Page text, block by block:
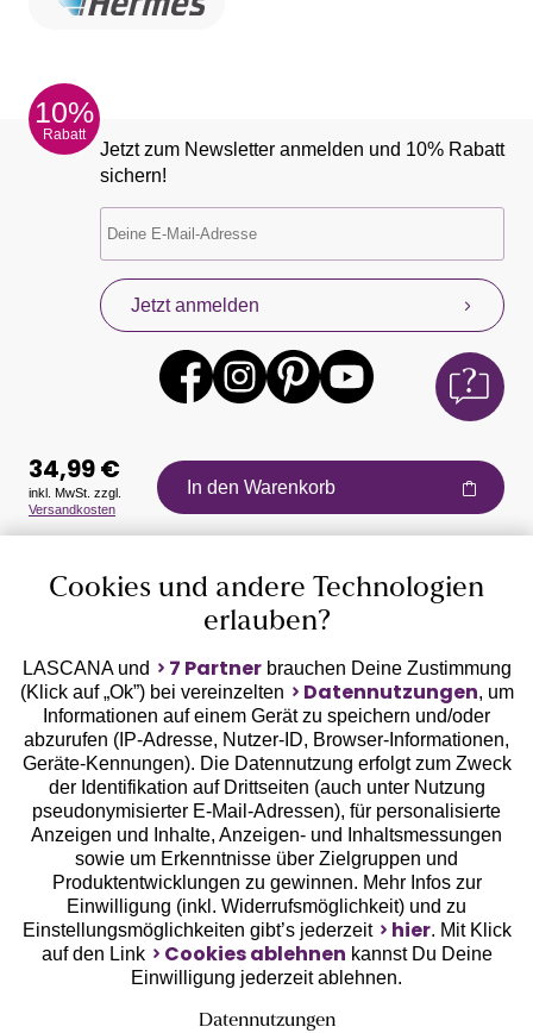
10%
Rabatt
Jetzt zum Newsletter anmelden und 10% Rabatt
sichern!
Jetzt anmelden
Auszeichnungen
Geprüfte Sicherheit
Unsere Apps
34,99 €
inkl. MwSt. zzgl.
Versandkosten
In den Warenkorb
Cookies und andere Technologien
erlauben?
LASCANA und 7 Partnerbrauchen Deine Zustimmung
(Klick auf „Ok”) bei vereinzelten
Datennutzungen, um
Informationen auf einem Gerät zu speichern und/oder
abzurufen (IP-Adresse, Nutzer-ID, Browser-Informationen,
Geräte-Kennungen). Die Datennutzung erfolgt zum Zweck
der Identifikation auf Drittseiten (auch unter Nutzung
pseudonymisierter E-Mail-Adressen), für personalisierte
Anzeigen und Inhalte, Anzeigen- und Inhaltsmessungen
sowie um Erkenntnisse über Zielgruppen und
Produktentwicklungen zu gewinnen. Mehr Infos zur
Einwilligung (inkl. Widerrufsmöglichkeit) und zu
Einstellungsmöglichkeiten gibt’s jederzeit
hier. Mit Klick
auf den Link
Cookies ablehnen kannst Du Deine
Einwilligung jederzeit ablehnen.
Datennutzungen